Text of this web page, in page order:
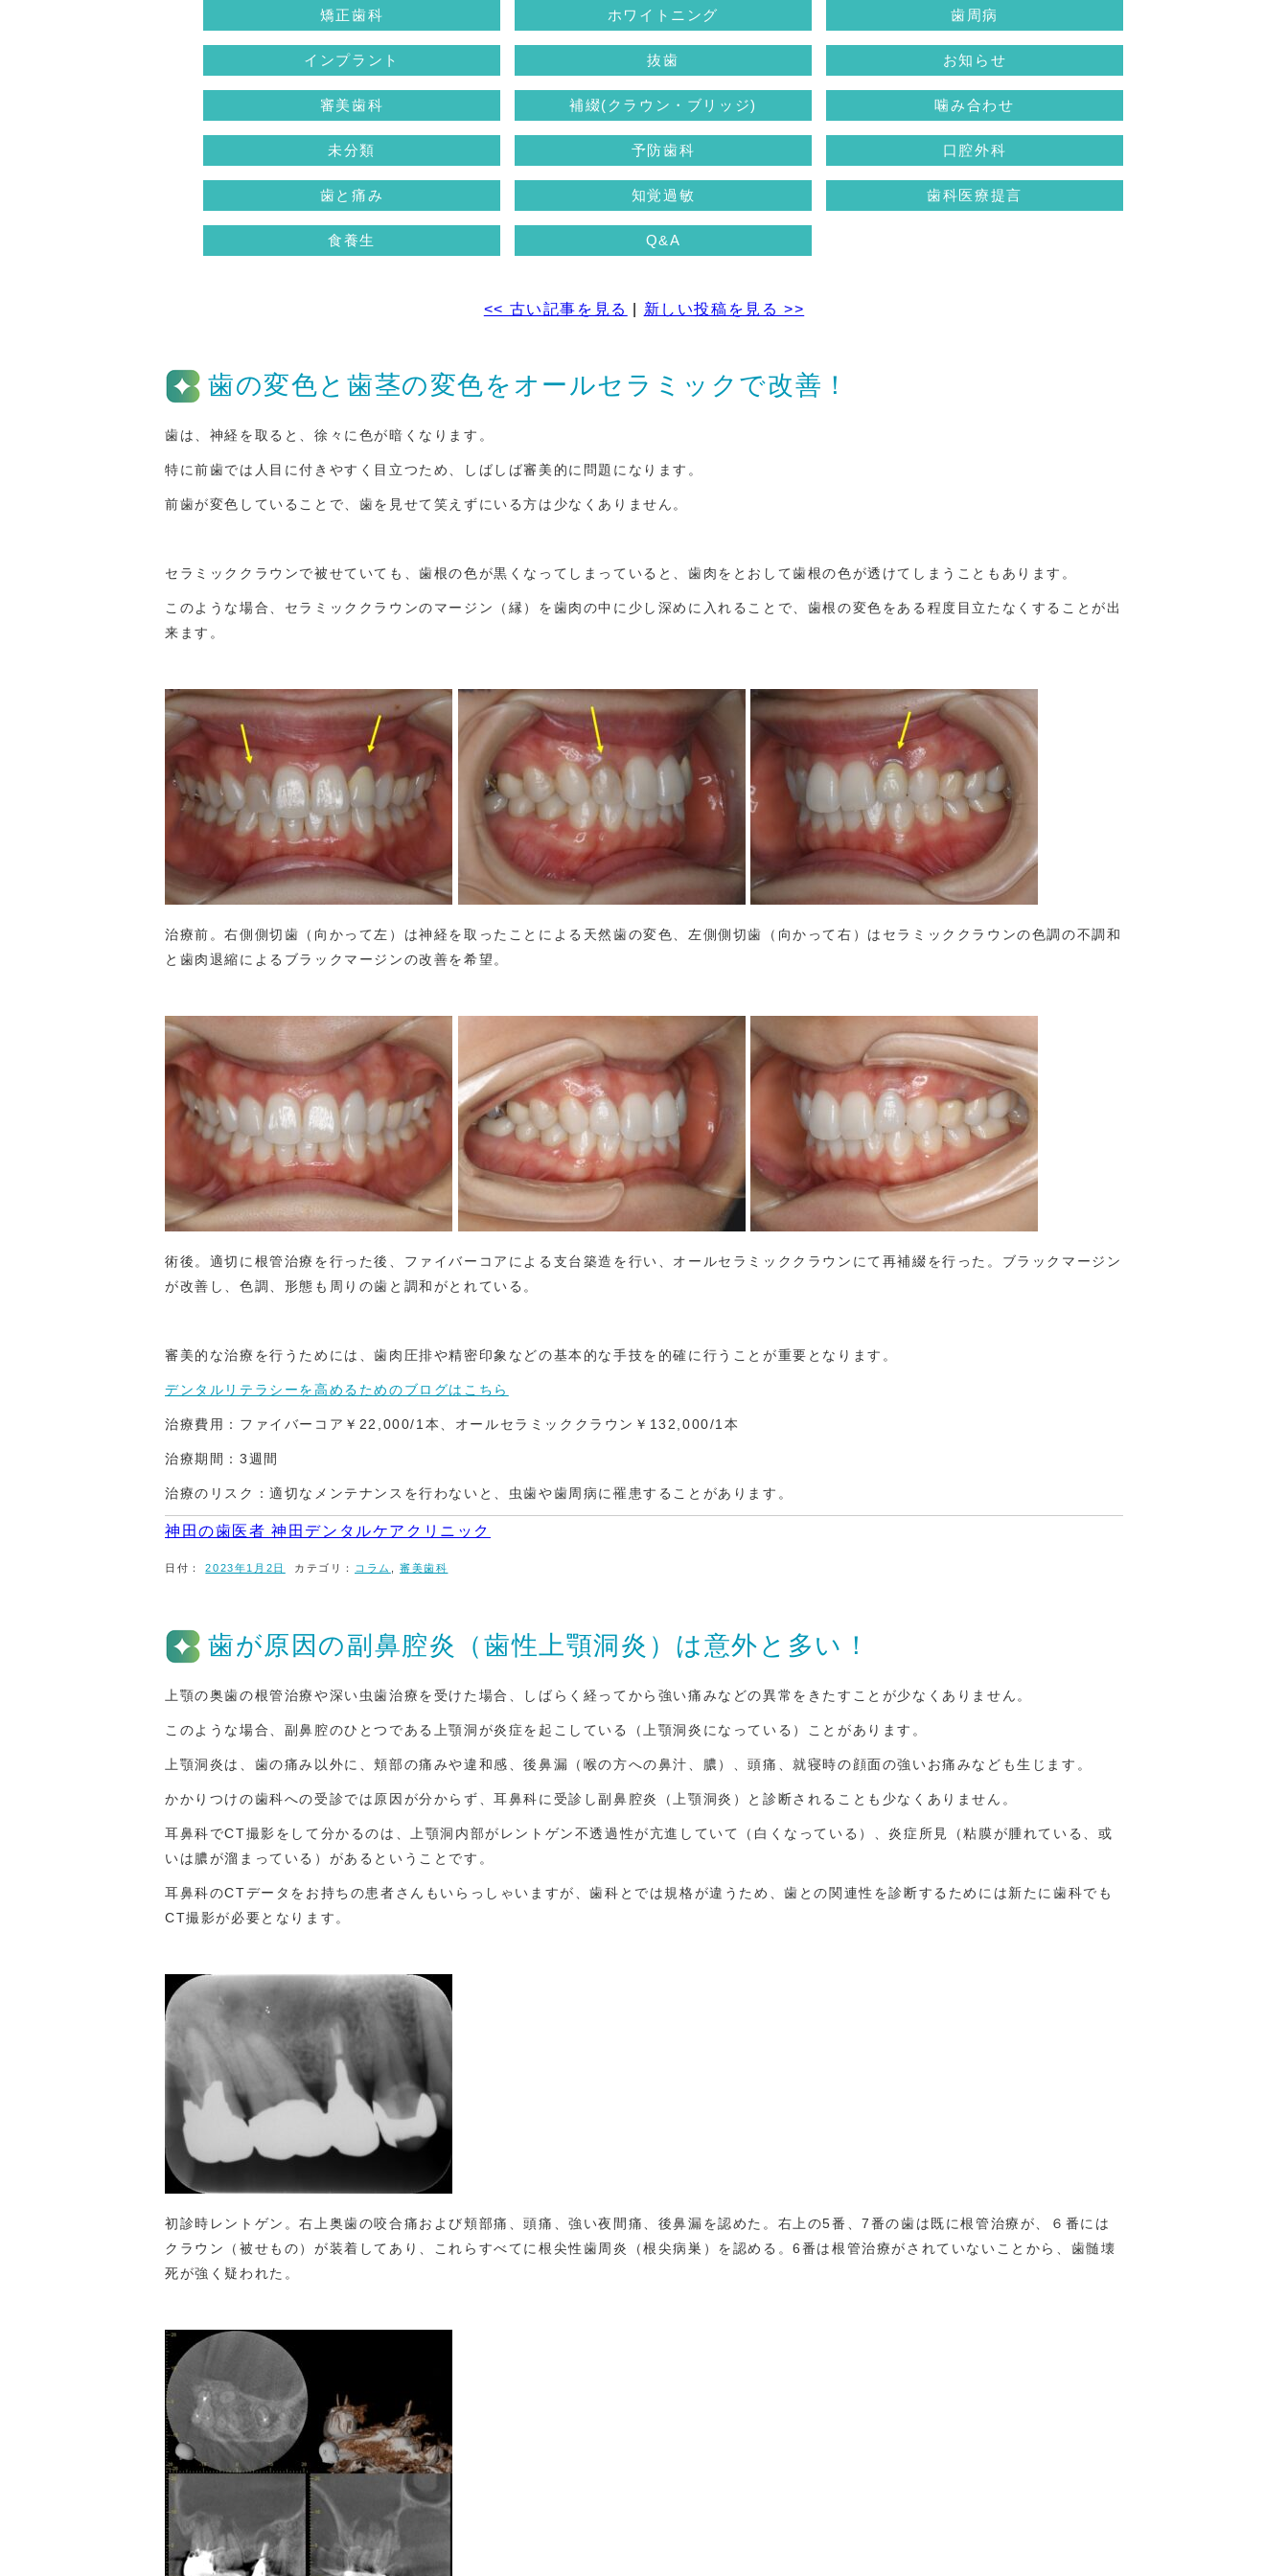
矯正歯科 ホワイトニング 歯周病
インプラント 抜歯 お知らせ
審美歯科 補綴(クラウン・ブリッジ) 噛み合わせ
未分類 予防歯科 口腔外科
歯と痛み 知覚過敏 歯科医療提言
食養生 Q&A
<< 古い記事を見る 新しい投稿を見る>>
歯の変色と歯茎の変色をオールセラミックで改善！
歯は、神経を取ると、徐々に色が暗くなります。
特に前歯では人目に付きやすく目立つため、しばしば審美的に問題になります。
前歯が変色していることで、歯を見せて笑えずにいる方は少なくありません。
セラミッククラウンで被せていても、歯根の色が黒くなってしまっていると、歯肉をとおして歯根の色が透けてしまうこともあります。
このような場合、セラミッククラウンのマージン（縁）を歯肉の中に少し深めに入れることで、歯根の変色をある程度目立たなくすることが出
来ます。
治療前。右側側切歯（向かって左）は神経を取ったことによる天然歯の変色、左側側切歯（向かって右）はセラミッククラウンの色調の不調和
と歯肉退縮によるブラックマージンの改善を希望。
術後。適切に根管治療を行った後、ファイバーコアによる支台築造を行い、オールセラミッククラウンにて再補綴を行った。ブラックマージン
が改善し、色調、形態も周りの歯と調和がとれている。
審美的な治療を行うためには、歯肉圧排や精密印象などの基本的な手技を的確に行うことが重要となります。
デンタルリテラシーを高めるためのブログはこちら
治療費用：ファイバーコア￥22,000/1本、オールセラミッククラウン￥132,000/1本
治療期間：3週間
治療のリスク：適切なメンテナンスを行わないと、虫歯や歯周病に罹患することがあります。
神田の歯医者 神田デンタルケアクリニック
日付：2023年1月2日 カテゴリ： コラム ,審美歯科
歯が原因の副鼻腔炎（歯性上顎洞炎）は意外と多い！
上顎の奥歯の根管治療や深い虫歯治療を受けた場合、しばらく経ってから強い痛みなどの異常をきたすことが少なくありません。
このような場合、副鼻腔のひとつである上顎洞が炎症を起こしている（上顎洞炎になっている）ことがあります。
上顎洞炎は、歯の痛み以外に、頬部の痛みや違和感、後鼻漏（喉の方への鼻汁、膿）、頭痛、就寝時の顔面の強いお痛みなども生じます。
かかりつけの歯科への受診では原因が分からず、耳鼻科に受診し副鼻腔炎（上顎洞炎）と診断されることも少なくありません。
耳鼻科でCT撮影をして分かるのは、上顎洞内部がレントゲン不透過性が亢進していて（白くなっている）、炎症所見（粘膜が腫れている、或
いは膿が溜まっている）があるということです。
耳鼻科のCTデータをお持ちの患者さんもいらっしゃいますが、歯科とでは規格が違うため、歯との関連性を診断するためには新たに歯科でも
CT撮影が必要となります。
初診時レントゲン。右上奥歯の咬合痛および頬部痛、頭痛、強い夜間痛、後鼻漏を認めた。右上の5番、7番の歯は既に根管治療が、６番には
クラウン（被せもの）が装着してあり、これらすべてに根尖性歯周炎（根尖病巣）を認める。6番は根管治療がされていないことから、歯髄壊
死が強く疑われた。